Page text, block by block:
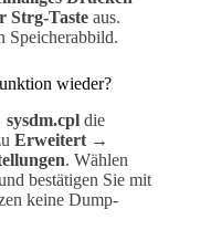
Strg-Taste aus.
Speicherabbild.
wieder?
die
Erweitert →
. Wählen
bestätigen Sie mit
keine Dump-